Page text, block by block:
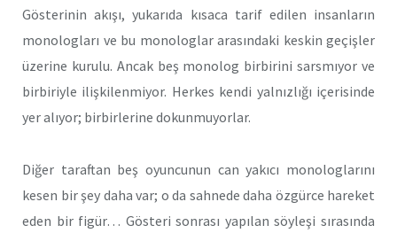
Gösterinin akışı, yukarıda kısaca tarif edilen insanların
monologları ve bu monologlar arasındaki keskin geçişler
üzerine kurulu. Ancak beş monolog birbirini sarsmıyor ve
birbiriyle ilişkilenmiyor. Herkes kendi yalnızlığı içerisinde
yer alıyor; birbirlerine dokunmuyorlar.
Diğer taraftan beş oyuncunun can yakıcı monologlarını
kesen bir şey daha var; o da sahnede daha özgürce hareket
eden bir figür… Gösteri sonrası yapılan söyleşi sırasında